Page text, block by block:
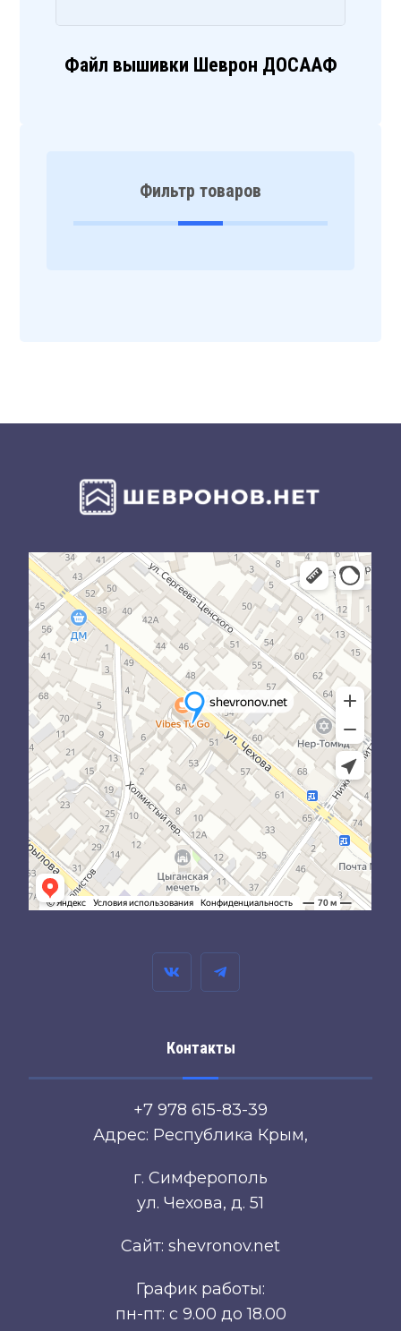
Файл вышивки Шеврон ДОСААФ
Фильтр товаров
Контакты
+7 978 615-83-39
Адрес: Республика Крым,
г. Симферополь
ул. Чехова, д. 51
Сайт: shevronov.net
График работы:
пн-пт: с 9.00 до 18.00